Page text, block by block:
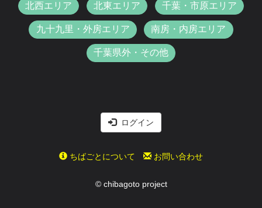
北西エリア 北東エリア 千葉・市原エリア
九十九里・外房エリア 南房・内房エリア
千葉県外・その他
ログイン
ちばごとについて お問い合わせ
© chibagoto project